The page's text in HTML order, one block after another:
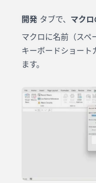
開発 タブで、 マク
マクロに名前（スペ
キーボードショート
ます。